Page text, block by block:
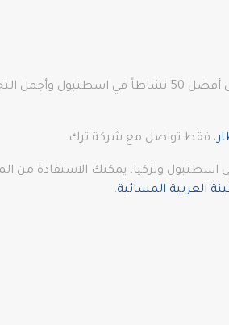
لا تتردد في زيارة تركيا هذه الدولة السياحية
، فقط تواصل مع شركة ترك.
وتركيا، يمكنك الاستفادة من
العربية المسائية.